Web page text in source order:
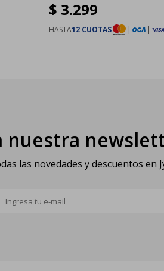
$ 3.299
HASTA12 CUOTAS | |
nuestra
las novedades y descuentos en